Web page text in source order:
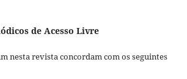
de Acesso Livre
nesta revista concordam com os seguintes